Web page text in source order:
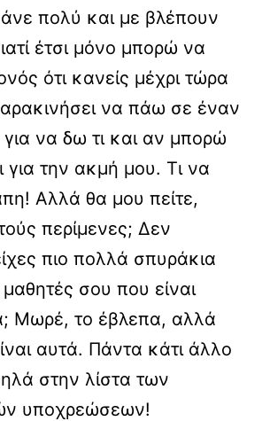
πολύ και με βλέπουν
έτσι μόνο μπορώ να
ότι κανείς μέχρι τώρα
να πάω σε έναν
να δω τι και αν μπορώ
την ακμή μου. Τι να
Αλλά θα μου πείτε,
περίμενες; Δεν
πιο πολλά σπυράκια
σου που είναι
Μωρέ, το έβλεπα, αλλά
αυτά. Πάντα κάτι άλλο
στην λίστα των
υποχρεώσεων!